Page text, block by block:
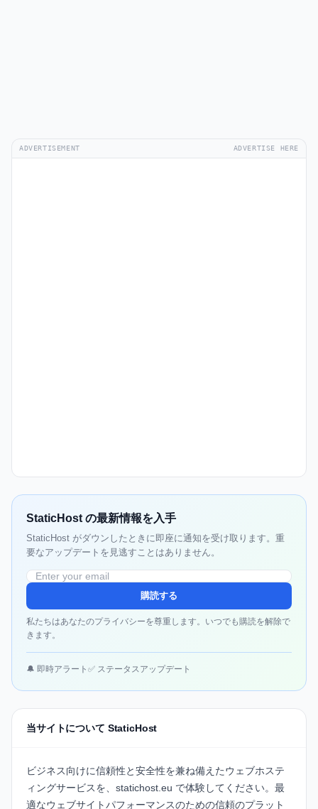
ADVERTISEMENT ADVERTISE HERE
StaticHost の最新情報を入手
StaticHost がダウンしたときに即座に通知を受け取ります。重
要なアップデートを見逃すことはありません。
購読する
私たちはあなたのプライバシーを尊重します。いつでも購読を解除で
きます。
🔔 即時アラート ✅ ステータスアップデート
当サイトについて StaticHost
ビジネス向けに信頼性と安全性を兼ね備えたウェブホステ
ィングサービスを、 statichost.eu で体験してください。最
適なウェブサイトパフォーマンスのための信頼のプラット